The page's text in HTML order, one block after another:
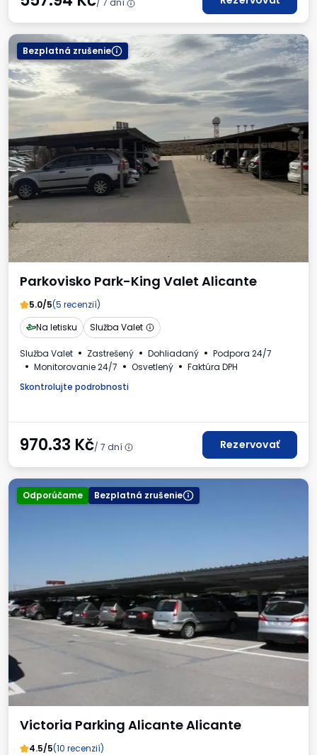
/ 7 dní
Bezplatná zrušenie
Parkovisko Park-King Valet Alicante
5.0/5(5 recenzií)
Na letisku
Služba Valet
Služba Valet Zastrešený Dohliadaný
Podpora 24/7
Monitorovanie 24/7
Osvetlený
Faktúra DPH
Skontrolujte podrobnosti
970.33 Kč/ 7 dní Rezervovať
Odporúčame Bezplatná zrušenie
Victoria Parking Alicante Alicante
4.5/5(10 recenzií)